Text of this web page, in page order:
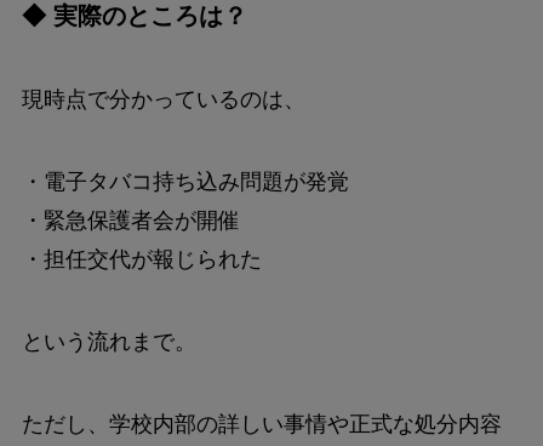
◆ 実際のところは？
現時点で分かっているのは、
・電子タバコ持ち込み問題が発覚
・緊急保護者会が開催
・担任交代が報じられた
という流れまで。
ただし、学校内部の詳しい事情や正式な処分内容